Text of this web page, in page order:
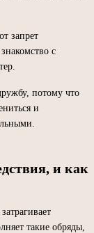
запрет
с
потому что
и
и как
такие обряды,